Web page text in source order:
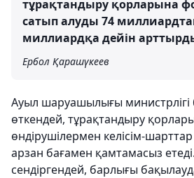
тұрақтандыру қорларына
сатып алуды 74
миллиардқа дейін
Ербол Қарашүкеев
Ауыл шаруашылығы
өткендей, тұрақтандыру
өндірушілермен келісім-
арзан бағамен қамтамасыз
сендіргендей, барлығы